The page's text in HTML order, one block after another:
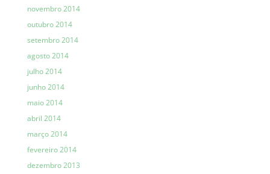
novembro 2014
outubro 2014
setembro 2014
agosto 2014
julho 2014
junho 2014
maio 2014
abril 2014
março 2014
fevereiro 2014
dezembro 2013